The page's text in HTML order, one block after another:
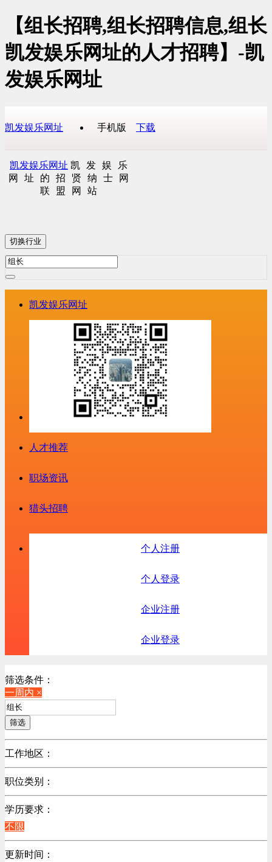
【组长招聘,组长招聘信息,组长
凯发娱乐网址的人才招聘】-凯
发娱乐网址
凯发娱乐网址 手机版 下载
凯发娱乐网址 凯发娱乐
网址的招贤纳士网
联盟网站
切换行业
凯发娱乐网址
人才推荐
职场资讯
猎头招聘
个人注册
个人登录
企业注册
企业登录
筛选条件：
一周内 ×
筛选
工作地区：
不限
职位类别：
不限
学历要求：
不限
更新时间：